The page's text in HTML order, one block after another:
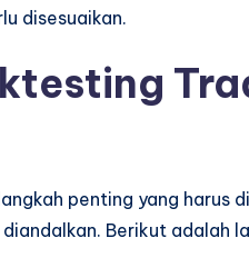
disesuaikan.
penting yang harus
Berikut adalah